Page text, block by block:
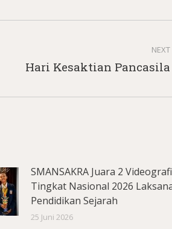
NEXT
Hari Kesaktian Pancasila
SMANSAKRA Juara 2 Videografi
Tingkat Nasional 2026
Pendidikan Sejarah
25 Juni 2026